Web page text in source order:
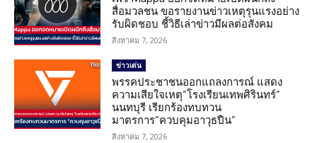
สื่อมวลชน ขอรายงานข่าวเหตุรุนแรงอย่าง
รับผิดชอบ ชี้วิธีเล่าข่าวมีผลต่อสังคม
สิงหาคม 7, 2026
ข่าวเด่น
พรรคประชาชนออกแถลงการณ์ แสดง
ความเสียใจเหตุ”โรงเรียนเทพศิรินทร์”
นนทบุรี เรียกร้องทบทวน
มาตรการ”ควบคุมอาวุธปืน”
สิงหาคม 7, 2026